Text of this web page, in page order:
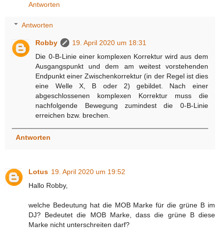
Antworten
Antworten
Robby
19. April 2020 um 18:31
Die 0-B-Linie einer komplexen Korrektur wird aus dem
Ausgangspunkt und dem am weitest vorstehenden
Endpunkt einer Zwischenkorrektur (in der Regel ist dies
eine Welle X, B oder 2) gebildet. Nach einer
abgeschlossenen komplexen Korrektur muss die
nachfolgende Bewegung zumindest die 0-B-Linie
erreichen bzw. brechen.
Antworten
Lotus 19. April 2020 um 19:52
Hallo Robby,
welche Bedeutung hat die MOB Marke für die grüne B im
DJ? Bedeutet die MOB Marke, dass die grüne B diese
Marke nicht unterschreiten darf?